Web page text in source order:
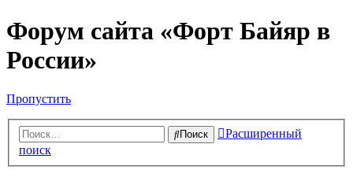
Форум сайта «Форт Байяр в
России»
Пропустить
Поиск
Расширенный
поиск